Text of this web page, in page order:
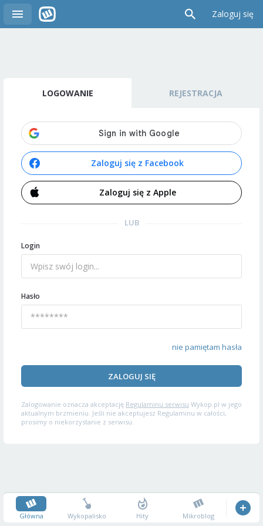
Zaloguj się
LOGOWANIE REJESTRACJA
Zaloguj się z Facebook
Zaloguj się z Apple
LUB
Login
Hasło
nie pamiętam hasła
ZALOGUJ SIĘ
Zalogowanie oznacza akceptację Regulaminu serwisu Wykop.pl w jego
aktualnym brzmieniu. Jeśli nie akceptujesz Regulaminu w całości,
prosimy o niekorzystanie z serwisu.
Główna Wykopalisko Hity Mikroblog